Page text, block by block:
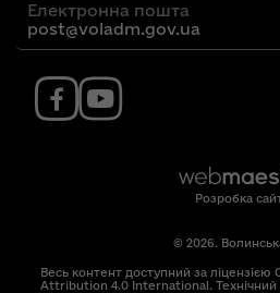
Електронна пошта
post@voladm.gov.ua
Розробка
© 2026.
Весь контент доступний за
Attribution 4.0 International. Технічний